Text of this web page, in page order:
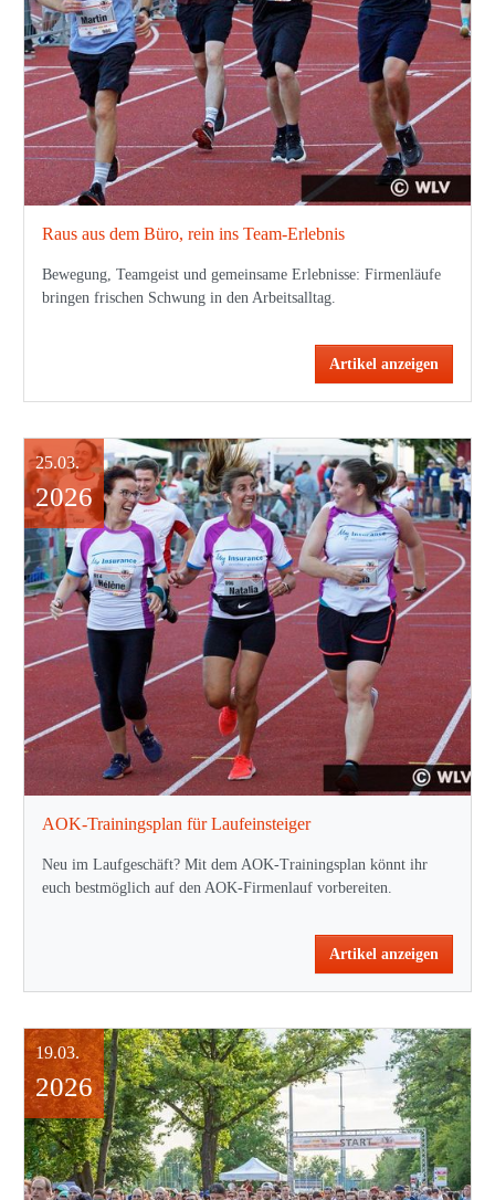
Raus aus dem Büro, rein ins Team-Erlebnis
Bewegung, Teamgeist und gemeinsame Erlebnisse: Firmenläufe
bringen frischen Schwung in den Arbeitsalltag.
Artikel anzeigen
AOK-Trainingsplan für Laufeinsteiger
Neu im Laufgeschäft? Mit dem AOK-Trainingsplan könnt ihr
euch bestmöglich auf den AOK-Firmenlauf vorbereiten.
Artikel anzeigen
25.03.
2026
19.03.
2026